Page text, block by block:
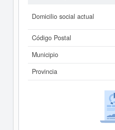
Domicilio social actual
Código Postal
Municipio
Provincia